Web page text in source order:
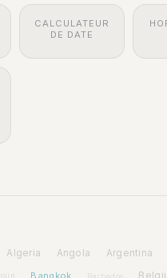
CALCULATEUR
DE DATE
Algeria Angola Argentina